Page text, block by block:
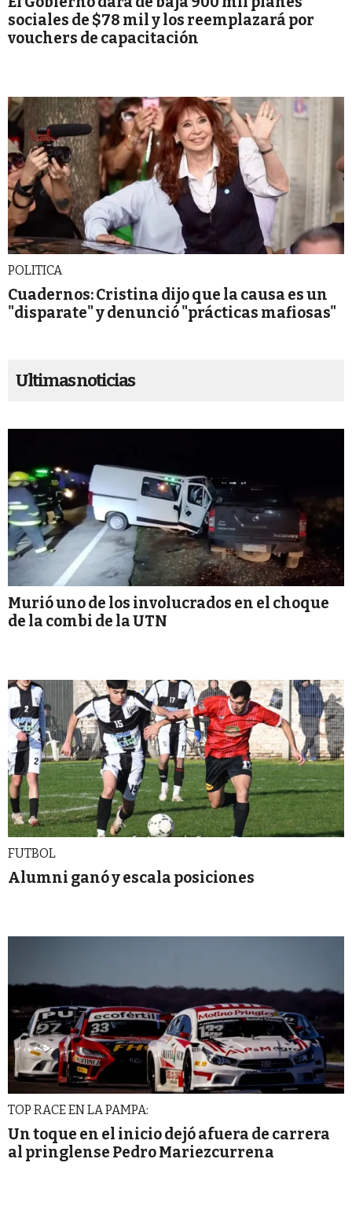
sociales de $78 mil y los reemplazará por
vouchers de capacitación
POLITICA
Cuadernos: Cristina dijo que la causa es un
"disparate" y denunció "prácticas mafiosas"
Ultimas noticias
Murió uno de los involucrados en el choque
de la combi de la UTN
FUTBOL
Alumni ganó y escala posiciones
TOP RACE EN LA PAMPA:
Un toque en el inicio dejó afuera de carrera
al pringlense Pedro Mariezcurrena